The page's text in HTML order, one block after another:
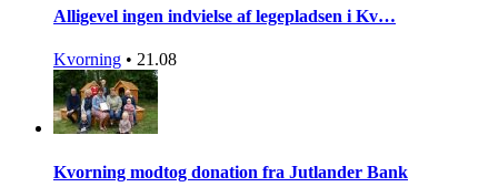
Alligevel ingen indvielse af legepladsen i Kv…
Kvorning • 21.08
Kvorning modtog donation fra Jutlander Bank